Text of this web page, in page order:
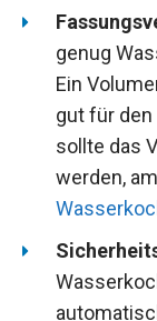
genug
Ein
gut für den
sollte das
werden,